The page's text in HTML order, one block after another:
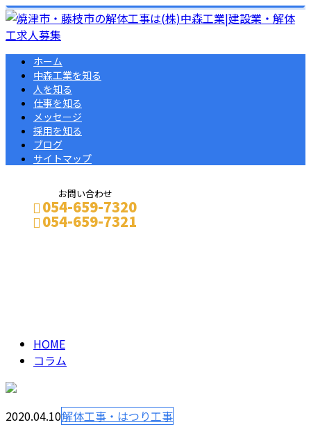
ホーム
中森工業を知る
人を知る
仕事を知る
メッセージ
採用を知る
ブログ
サイトマップ
お問い合わせ
054-659-7320
054-659-7321
HOME
コラム
2020.04.10解体工事・はつり工事